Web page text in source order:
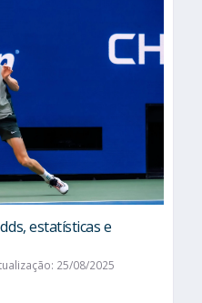
estatísticas e
25/08/2025